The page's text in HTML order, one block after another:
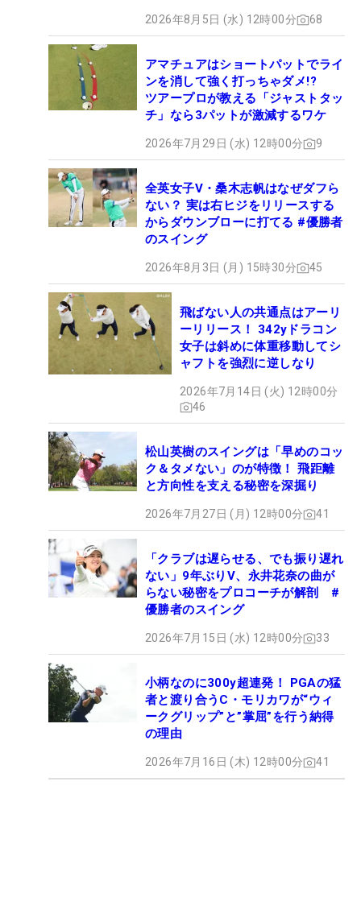
2026年8月5日 (水) 12時00分 68
アマチュアはショートパットでライ
ンを消して強く打っちゃダメ!?
ツアープロが教える「ジャストタッ
チ」なら3パットが激減するワケ
2026年7月29日 (水) 12時00分 9
全英女子V・桑木志帆はなぜダフら
ない？ 実は右ヒジをリリースする
からダウンブローに打てる #優勝者
のスイング
2026年8月3日 (月) 15時30分 45
飛ばない人の共通点はアーリ
ーリリース！ 342yドラコン
女子は斜めに体重移動してシ
ャフトを強烈に逆しなり
2026年7月14日 (火) 12時00分
46
松山英樹のスイングは「早めのコッ
ク＆タメない」のが特徴！ 飛距離
と方向性を支える秘密を深掘り
2026年7月27日 (月) 12時00分 41
「クラブは遅らせる、でも振り遅れ
ない」9年ぶりV、永井花奈の曲が
らない秘密をプロコーチが解剖 #
優勝者のスイング
2026年7月15日 (水) 12時00分 33
小柄なのに300y超連発！ PGAの猛
者と渡り合うC・モリカワが“ウィ
ークグリップ”と”掌屈”を行う納得
の理由
2026年7月16日 (木) 12時00分 41